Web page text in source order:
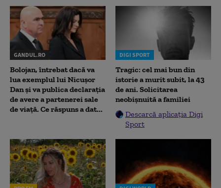
GANDUL.RO
Bolojan, întrebat dacă va
lua exemplul lui Nicușor
Dan și va publica declarația
de avere a partenerei sale
de viață. Ce răspuns a dat...
DIGI SPORT
Tragic: cel mai bun din
istorie a murit subit, la 43
de ani. Solicitarea
neobișnuită a familiei
Descarcă aplicația Digi
Sport